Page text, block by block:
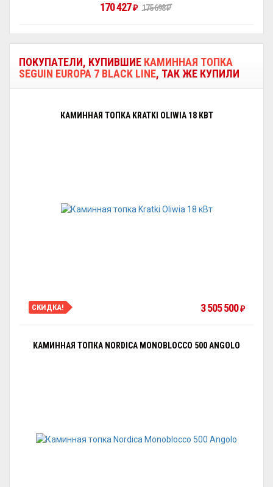
170 427₽ 175 698₽
ПОКУПАТЕЛИ, КУПИВШИЕ КАМИННАЯ ТОПКА
SEGUIN EUROPA 7 BLACK LINE, ТАК ЖЕ КУПИЛИ
КАМИННАЯ ТОПКА KRATKI OLIWIA 18 КВТ
СКИДКА! 3 505 500₽
КАМИННАЯ ТОПКА NORDICA MONOBLOCCO 500 ANGOLO